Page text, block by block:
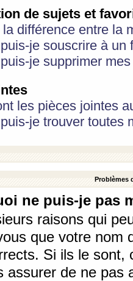
de sujets et
différence entre la
je souscrire à
je supprimer
les pièces jointes
je trouver toutes
Problèmes
ne puis-je pas
raisons qui
que votre nom
Si ils le sont,
assurer de ne pas